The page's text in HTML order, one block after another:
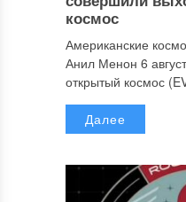
космос
Американские
Анил Менон 6
открытый космос
Далее